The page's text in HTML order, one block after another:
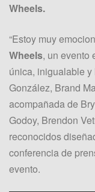
Wheels.
“Estoy muy
Wheels, un evento
única, inigualable
González, Brand
acompañada de
Godoy, Brendon
reconocidos
conferencia de
evento.